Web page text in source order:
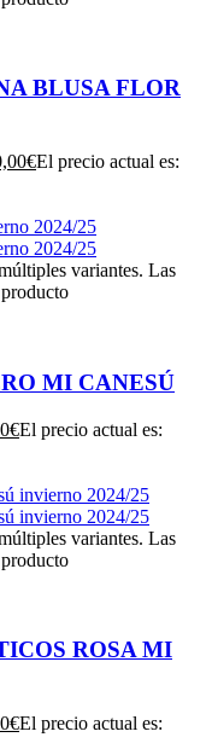
BLUSA FLOR
€El precio actual es:
variantes. Las
MI CANESÚ
€El precio actual es:
variantes. Las
ROSA MI
€El precio actual es: